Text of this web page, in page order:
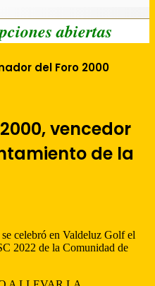
abiertas
del Foro 2000
vencedor
de la
celebró en Valdeluz Golf el
2022 de la Comunidad de